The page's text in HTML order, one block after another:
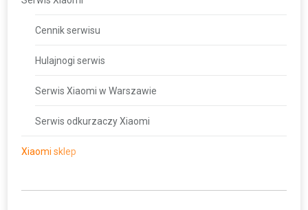
Cennik serwisu
Hulajnogi serwis
Serwis Xiaomi w Warszawie
Serwis odkurzaczy Xiaomi
Xiaomi sklep